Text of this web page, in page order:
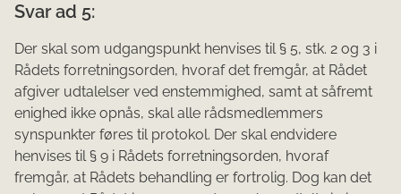
Svar ad 5:
Der skal som udgangspunkt henvises til § 5, stk. 2 og 3 i
Rådets forretningsorden, hvoraf det fremgår, at Rådet
afgiver udtalelser ved enstemmighed, samt at såfremt
enighed ikke opnås, skal alle rådsmedlemmers
synspunkter føres til protokol. Der skal endvidere
henvises til § 9 i Rådets forretningsorden, hvoraf
fremgår, at Rådets behandling er fortrolig. Dog kan det